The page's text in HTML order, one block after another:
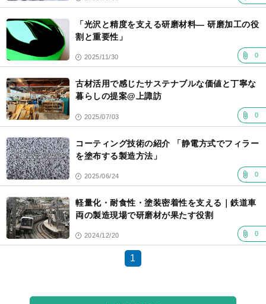
「光沢と精度を支える研磨材料― 研磨加工の役
割と重要性」
2025/11/30 0
古材活用で感じたサステナブルな価値と丁寧な
暮らしの提案@上諏訪
2025/07/03 0
コーティング技術の紹介 「静電方式でフィラー
を塗布する製造方法」
2025/06/24 0
軽量化・耐食性・塗装密着性を支える｜鉄道車
両の製造現場で研磨材が果たす役割
2024/12/20 0
1